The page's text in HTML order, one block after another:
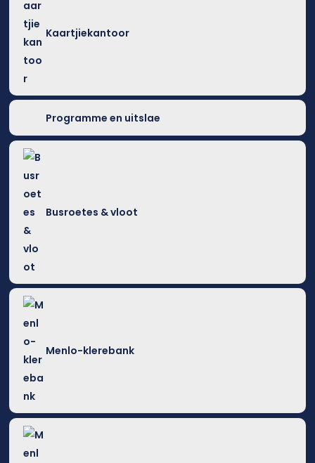
Kaartjiekantoor
Programme en uitslae
Busroetes & vloot
Menlo-klerebank